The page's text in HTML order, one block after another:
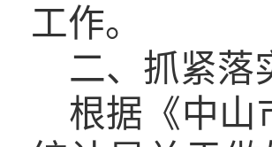
工作。
二、抓紧落
根据《中山